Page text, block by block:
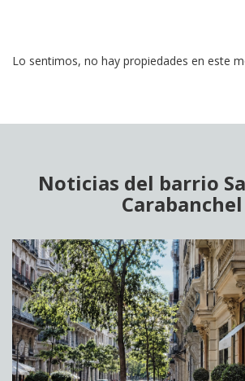
Lo sentimos, no hay propiedades en este
Noticias del barrio
Carabanchel